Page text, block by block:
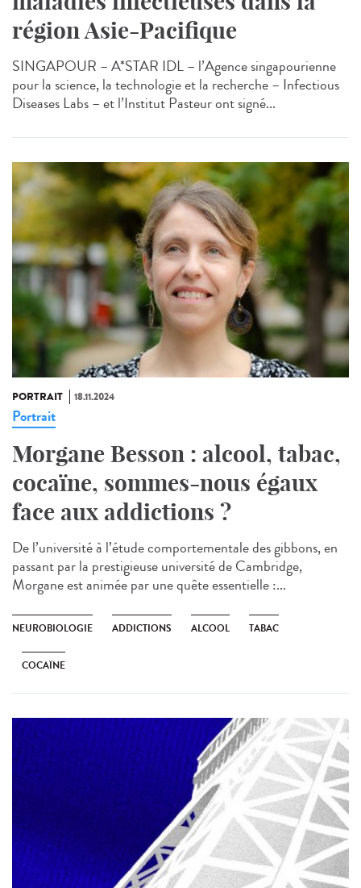
région Asie-Pacifique
SINGAPOUR – A*STAR IDL – l’Agence singapourienne
pour la science, la technologie et la recherche – Infectious
Diseases Labs – et l’Institut Pasteur ont signé...
PORTRAIT 18.11.2024
Portrait
Morgane Besson : alcool, tabac,
cocaïne, sommes-nous égaux
face aux addictions ?
De l’université à l’étude comportementale des gibbons, en
passant par la prestigieuse université de Cambridge,
Morgane est animée par une quête essentielle :...
NEUROBIOLOGIE ADDICTIONS ALCOOL TABAC
COCAÏNE